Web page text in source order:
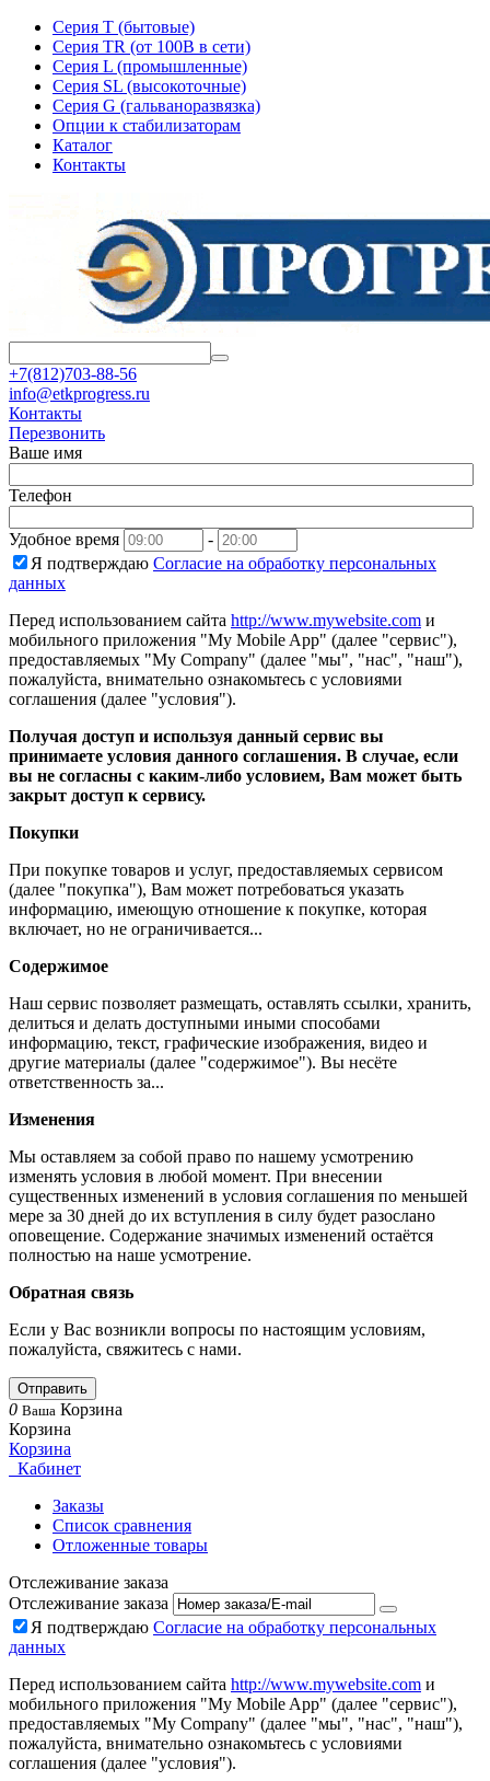
Серия T (бытовые)
Серия TR (от 100В в сети)
Серия L (промышленные)
Серия SL (высокоточные)
Серия G (гальваноразвязка)
Опции к стабилизаторам
Каталог
Контакты
+7(812)703-88-56
info@etkprogress.ru
Контакты
Перезвонить
Ваше имя
Телефон
Удобное время
-
Я подтверждаю Согласие на обработку персональных
данных
Перед использованием сайта http://www.mywebsite.com и
мобильного приложения "My Mobile App" (далее "сервис"),
предоставляемых "My Company" (далее "мы", "нас", "наш"),
пожалуйста, внимательно ознакомьтесь с условиями
соглашения (далее "условия").
Получая доступ и используя данный сервис вы
принимаете условия данного соглашения. В случае, если
вы не согласны с каким-либо условием, Вам может быть
закрыт доступ к сервису.
Покупки
При покупке товаров и услуг, предоставляемых сервисом
(далее "покупка"), Вам может потребоваться указать
информацию, имеющую отношение к покупке, которая
включает, но не ограничивается...
Содержимое
Наш сервис позволяет размещать, оставлять ссылки, хранить,
делиться и делать доступными иными способами
информацию, текст, графические изображения, видео и
другие материалы (далее "содержимое"). Вы несёте
ответственность за...
Изменения
Мы оставляем за собой право по нашему усмотрению
изменять условия в любой момент. При внесении
существенных изменений в условия соглашения по меньшей
мере за 30 дней до их вступления в силу будет разослано
оповещение. Содержание значимых изменений остаётся
полностью на наше усмотрение.
Обратная связь
Если у Вас возникли вопросы по настоящим условиям,
пожалуйста, свяжитесь с нами.
Отправить
0 Ваша Корзина
Корзина
Корзина
Кабинет
Заказы
Список сравнения
Отложенные товары
Отслеживание заказа
Отслеживание заказа
Я подтверждаю Согласие на обработку персональных
данных
Перед использованием сайта http://www.mywebsite.com и
мобильного приложения "My Mobile App" (далее "сервис"),
предоставляемых "My Company" (далее "мы", "нас", "наш"),
пожалуйста, внимательно ознакомьтесь с условиями
соглашения (далее "условия").